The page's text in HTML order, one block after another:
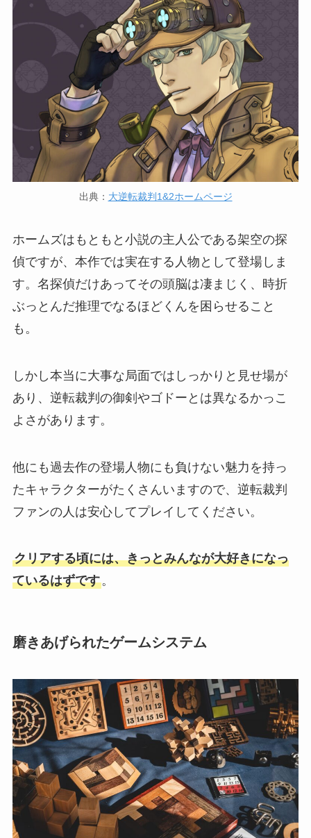
出典： 大逆転裁判1&2ホームページ
ホームズはもともと小説の主人公である架空の探
偵ですが、本作では実在する人物として登場しま
す。名探偵だけあってその頭脳は凄まじく、時折
ぶっとんだ推理でなるほどくんを困らせること
も。
しかし本当に大事な局面ではしっかりと見せ場が
あり、逆転裁判の御剣やゴドーとは異なるかっこ
よさがあります。
他にも過去作の登場人物にも負けない魅力を持っ
たキャラクターがたくさんいますので、逆転裁判
ファンの人は安心してプレイしてください。
クリアする頃には、きっとみんなが大好きになっ
ているはずです。
磨きあげられたゲームシステム